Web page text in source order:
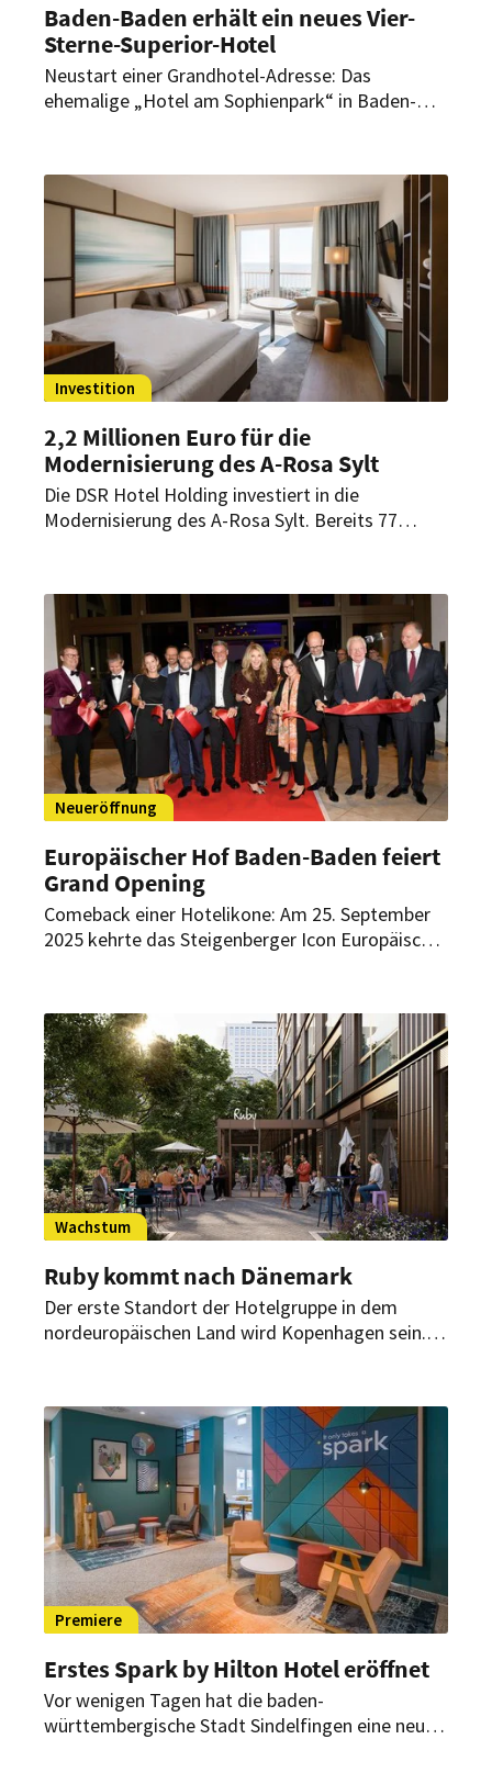
Baden-Baden erhält ein neues Vier-
Sterne-Superior-Hotel
Neustart einer Grandhotel-Adresse: Das
ehemalige „Hotel am Sophienpark“ in Baden-
dem Namen The Floris neu eröffnen.
Investition
2,2 Millionen Euro für die
Modernisierung des A-Rosa Sylt
Die DSR Hotel Holding investiert in die
Modernisierung des A-Rosa Sylt. Bereits 77
Insgesamt investiert die DSR Hotel Holding über
2,2 Millionen Euro in die Erneuerung des Hauses.
Neueröffnung
Europäischer Hof Baden-Baden feiert
Grand Opening
Comeback einer Hotelikone: Am 25. September
2025 kehrte das Steigenberger Icon Europäischer
Zahlreiche prominente Gästen aus Politik,
Wirtschaft, Showbusiness und der Region
feierten das Hotel-Opening mit.
Wachstum
Ruby kommt nach Dänemark
Der erste Standort der Hotelgruppe in dem
nordeuropäischen Land wird Kopenhagen sein.
modernisiert und renoviert wird. Die Eröffnung
soll im 1. Quartal 2027 stattfinden.
Premiere
Erstes Spark by Hilton Hotel eröffnet
Vor wenigen Tagen hat die baden-
württembergische Stadt Sindelfingen eine neue